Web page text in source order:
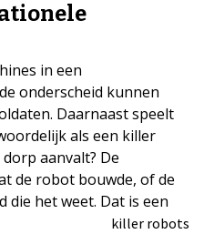
in een
onderscheid kunnen
Daarnaast speelt
als een killer
aanvalt? De
de robot bouwde, of de
die het weet. Dat is een